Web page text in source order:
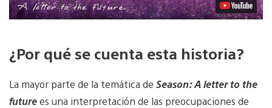
¿Por qué se cuenta esta historia?
La mayor parte de la temática de Season: A letter to the
futurees una interpretación de las preocupaciones de